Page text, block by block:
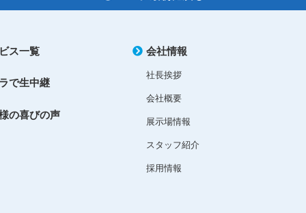
ス一覧
で生中継
の喜びの声
会社情報
社長挨拶
会社概要
展示場情報
スタッフ紹介
採用情報